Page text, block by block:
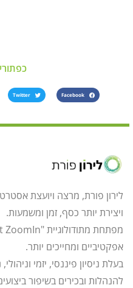
Facebook
Twitter
לירון פורת, מרצה ויועצת
ויצירת יותר כסף, זמן ומשמעות.
אפקטיביים ומחייכים יותר.
בעלת ניסיון פיננסי, יזמי
להנהלות ובכירים בשיפור